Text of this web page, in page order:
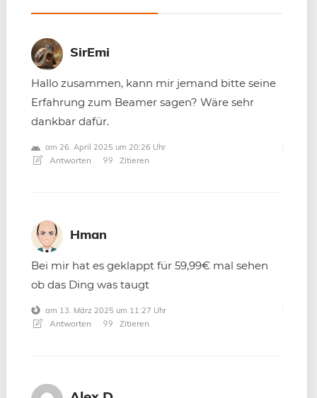
SirEmi
Hallo zusammen, kann mir jemand bitte seine
Erfahrung zum Beamer sagen? Wäre sehr
dankbar dafür.
am 26. April 2025 um 20:26 Uhr
Antworten Zitieren
Hman
Bei mir hat es geklappt für 59,99€ mal sehen
ob das Ding was taugt
am 13. März 2025 um 11:27 Uhr
Antworten Zitieren